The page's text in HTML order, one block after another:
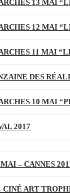
13 MAI
12 MAI
11 MAI
DES
10 MAI
2017
– CANNES
ART